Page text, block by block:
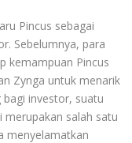
Pincus sebagai
Sebelumnya, para
kemampuan Pincus
Zynga untuk menarik
investor, suatu
merupakan salah satu
menyelamatkan